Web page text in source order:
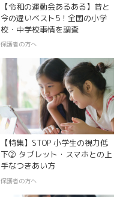
【令和の運動会あるある】昔と
今の違いベスト5！全国の小学
校・中学校事情を調査
保護者の方へ
【特集】STOP 小学生の視力低
下② タブレット・スマホとの上
手なつきあい方
保護者の方へ